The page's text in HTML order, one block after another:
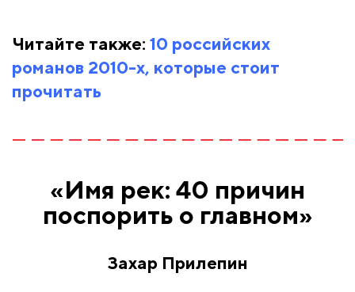
Читайте также: 10 российских
романов 2010-х, которые стоит
прочитать
«Имя рек: 40 причин
поспорить о главном»
Захар Прилепин